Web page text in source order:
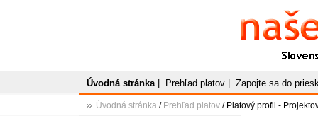
Naše
Slovenský
Úvodná stránka| Prehľad platov Zapojte sa do
Úvodná stránka / Prehľad platov / Platový profil -